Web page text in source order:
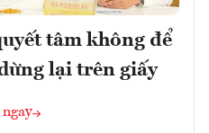
tâm không để
lại trên giấy